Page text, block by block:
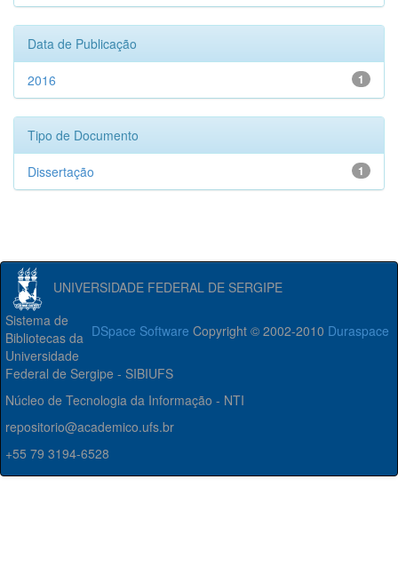
Data de Publicação
1
2016
Tipo de Documento
1
Dissertação
UNIVERSIDADE FEDERAL DE SERGIPE
DSpace Software Copyright © 2002-2010 Duraspace
Sistema de
Bibliotecas da
Universidade
Federal de Sergipe - SIBIUFS
Núcleo de Tecnologia da Informação - NTI
repositorio@academico.ufs.br
+55 79 3194-6528